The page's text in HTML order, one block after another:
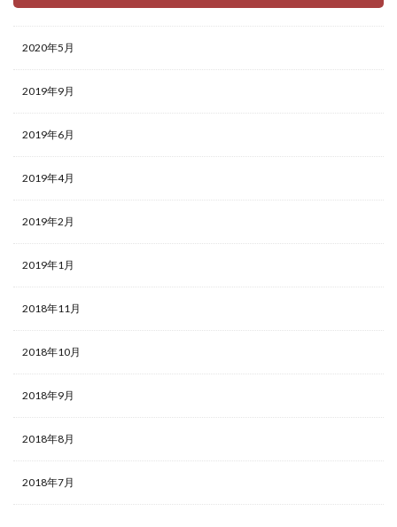
2020年5月
2019年9月
2019年6月
2019年4月
2019年2月
2019年1月
2018年11月
2018年10月
2018年9月
2018年8月
2018年7月